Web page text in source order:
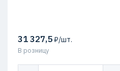
31 327,5₽/шт.
В розницу